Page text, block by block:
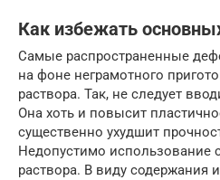
Как избежать
Самые распространенные
на фоне неграмотного
раствора. Так, не следует
Она хоть и повысит
существенно ухудшит
Недопустимо использование
раствора. В виду содержания